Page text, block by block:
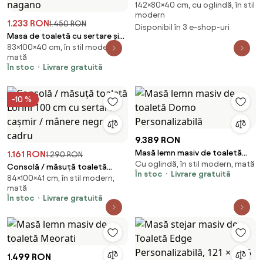
1.233 RON1.450 RON
Masa de toaletă cu sertare și
picioare metalice Desin 100 cm
- verde măsliniu / stejar nagano
- ceramic red / stejar nagano
83×100×40 cm, în stil modern,
mată
În stoc
Livrare gratuită
alb/argintiu, cu taburet si
oglinda, 80x40
142×80×40 cm, cu oglindă, în stil
modern
Disponibil în 3 e-shop-uri
-10 %
1.161 RON1.290 RON
Consolă / măsuță toaletă
Lorini 100 cm cu sertare -
cașmir / mânere negre / cadru
84×100×41 cm, în stil modern,
mată
În stoc
Livrare gratuită
9.389 RON
Masă lemn masiv de toaletă
Domo Personalizabilă
Cu oglindă, în stil modern, mată
În stoc
Livrare gratuită
1.499 RON